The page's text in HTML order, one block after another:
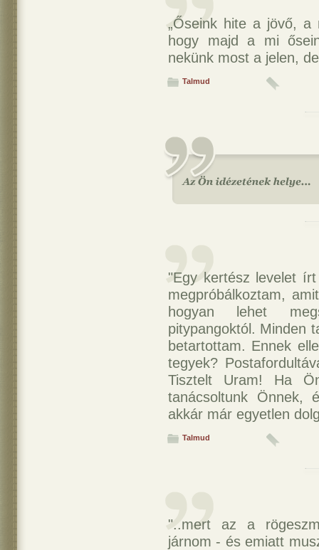
„Őseink hite a jövő, a
hogy majd a mi
nekünk most a jelen,
Talmud
"Egy kertész levelet
megpróbálkoztam,
hogyan lehet
pitypangoktól. Minden
betartottam. Ennek
tegyek?
Tisztelt Uram! Ha
tanácsoltunk Önnek,
akkár már egyetlen
Talmud
"..mert az a
járnom - és emiatt